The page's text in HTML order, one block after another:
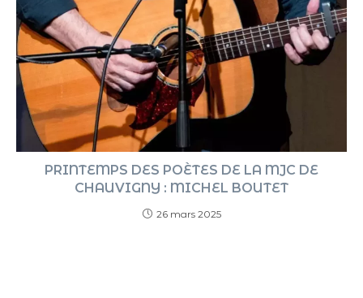
PRINTEMPS DES POÈTES DE LA MJC DE
CHAUVIGNY : MICHEL BOUTET
26 mars 2025